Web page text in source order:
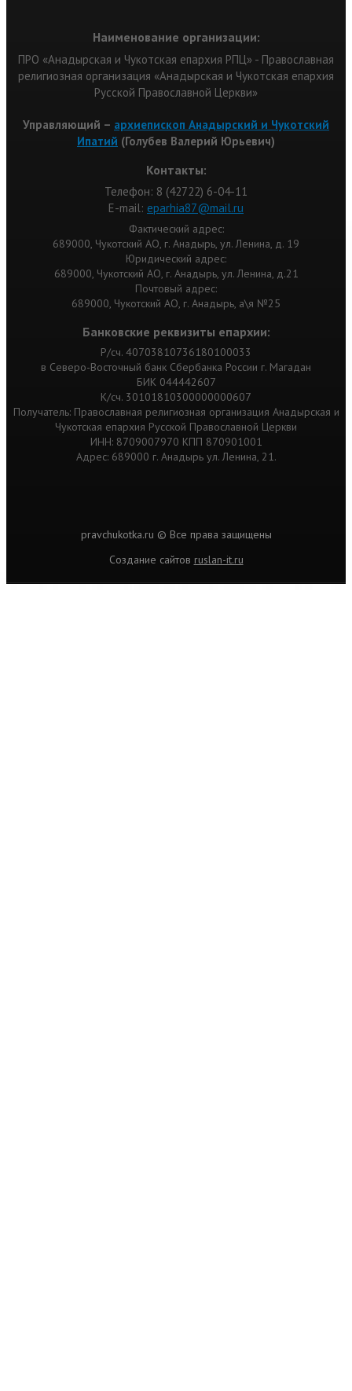
Наименование организации:
ПРО «Анадырская и Чукотская епархия РПЦ» - Православная
религиозная организация «Анадырская и Чукотская епархия
Русской Православной Церкви»
Управляющий – архиепископ Анадырский и Чукотский
Ипатий (Голубев Валерий Юрьевич)
Контакты:
Телефон: 8 (42722) 6-04-11
Е-mail: eparhia87@mail.ru
Фактический адрес:
689000, Чукотский АО, г. Анадырь, ул. Ленина, д. 19
Юридический адрес:
689000, Чукотский АО, г. Анадырь, ул. Ленина, д.21
Почтовый адрес:
689000, Чукотский АО, г. Анадырь, а\я №25
Банковские реквизиты епархии:
Р/сч. 40703810736180100033
в Северо-Восточный банк Сбербанка России г. Магадан
БИК 044442607
К/сч. 30101810300000000607
Получатель: Православная религиозная организация Анадырская и
Чукотская епархия Русской Православной Церкви
ИНН: 8709007970 КПП 870901001
Адрес: 689000 г. Анадырь ул. Ленина, 21.
pravchukotka.ru © Все права защищены
Cоздание сайтов ruslan-it.ru